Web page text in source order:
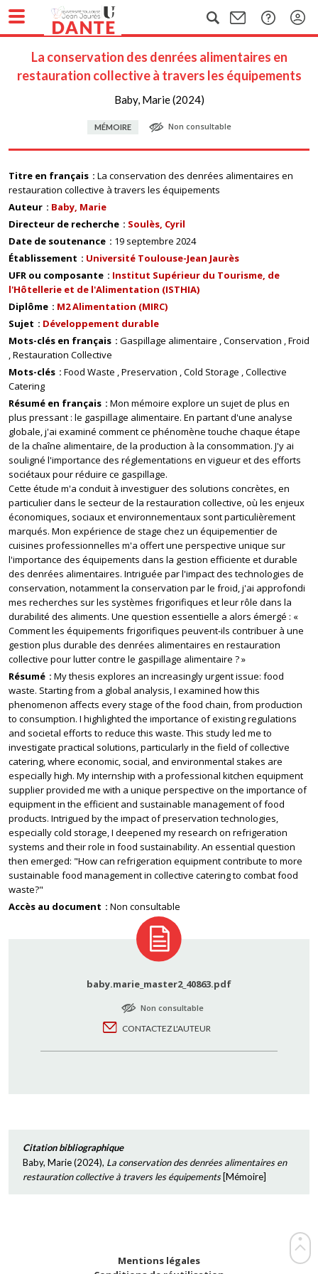
La conservation des denrées alimentaires en
restauration collective à travers les équipements
Baby, Marie (2024)
MÉMOIRE Non consultable
Titre en français
La conservation des denrées alimentaires en
restauration collective à travers les équipements
Auteur
Baby, Marie
Directeur de recherche
Soulès, Cyril
Date de soutenance
19 septembre 2024
Établissement
Université Toulouse-Jean Jaurès
UFR ou composante
Institut Supérieur du Tourisme, de
l'Hôtellerie et de l'Alimentation (ISTHIA)
Diplôme
M2 Alimentation (MIRC)
Sujet
Développement durable
Mots-clés en français
Gaspillage alimentaire Conservation Froid
Restauration Collective
Mots-clés
Food Waste Preservation Cold Storage Collective
Catering
Résumé en français
Mon mémoire explore un sujet de plus en
plus pressant : le gaspillage alimentaire. En partant d'une analyse
globale, j'ai examiné comment ce phénomène touche chaque étape
de la chaîne alimentaire, de la production à la consommation. J'y ai
souligné l'importance des réglementations en vigueur et des efforts
sociétaux pour réduire ce gaspillage.
Cette étude m'a conduit à investiguer des solutions concrètes, en
particulier dans le secteur de la restauration collective, où les enjeux
économiques, sociaux et environnementaux sont particulièrement
marqués. Mon expérience de stage chez un équipementier de
cuisines professionnelles m'a offert une perspective unique sur
l'importance des équipements dans la gestion efficiente et durable
des denrées alimentaires. Intriguée par l'impact des technologies de
conservation, notamment la conservation par le froid, j'ai approfondi
mes recherches sur les systèmes frigorifiques et leur rôle dans la
durabilité des aliments. Une question essentielle a alors émergé : «
Comment les équipements frigorifiques peuvent-ils contribuer à une
gestion plus durable des denrées alimentaires en restauration
collective pour lutter contre le gaspillage alimentaire ? »
Résumé
My thesis explores an increasingly urgent issue: food
waste. Starting from a global analysis, I examined how this
phenomenon affects every stage of the food chain, from production
to consumption. I highlighted the importance of existing regulations
and societal efforts to reduce this waste. This study led me to
investigate practical solutions, particularly in the field of collective
catering, where economic, social, and environmental stakes are
especially high. My internship with a professional kitchen equipment
supplier provided me with a unique perspective on the importance of
equipment in the efficient and sustainable management of food
products. Intrigued by the impact of preservation technologies,
especially cold storage, I deepened my research on refrigeration
systems and their role in food sustainability. An essential question
then emerged: "How can refrigeration equipment contribute to more
sustainable food management in collective catering to combat food
waste?"
Accès au document
Non consultable
baby.marie_master2_40863.pdf
Non consultable
CONTACTEZ L'AUTEUR
Citation bibliographique
Baby, Marie(2024), La conservation des denrées alimentaires en
restauration collective à travers les équipements[Mémoire]
Mentions légales